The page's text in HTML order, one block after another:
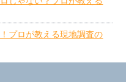
プロが教える現地調査の